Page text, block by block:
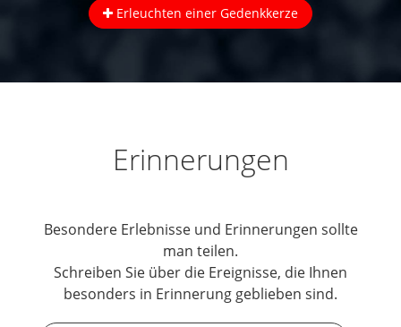
Erleuchten einer Gedenkkerze
Erinnerungen
Besondere Erlebnisse und Erinnerungen sollte
man teilen.
Schreiben Sie über die Ereignisse, die Ihnen
besonders in Erinnerung geblieben sind.